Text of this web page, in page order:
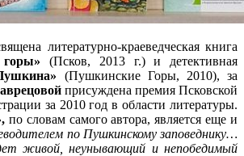
литературно-краеведческая книга
(Псков, 2013 г.) и детективная
(Пушкинские Горы, 2010), за
присуждена премия Псковской
за 2010 год в области литературы.
по словам самого автора, является еще и
по Пушкинскому заповеднику…
живой, неунывающий и непобедимый